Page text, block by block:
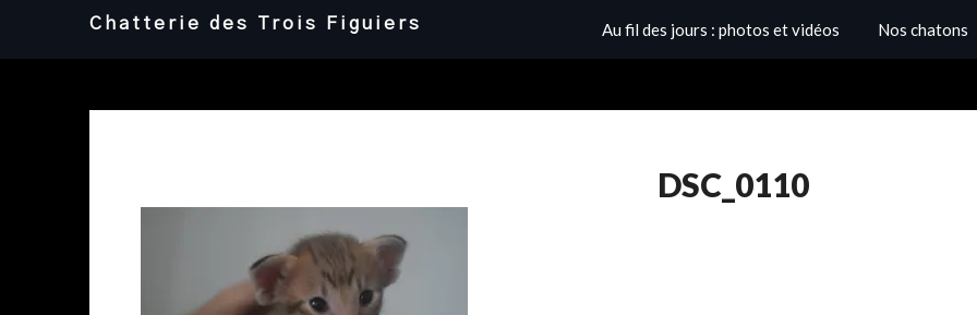
Chatterie des Trois Figuiers Au fil des jours : photos et vidéos Nos chatons
DSC_0110